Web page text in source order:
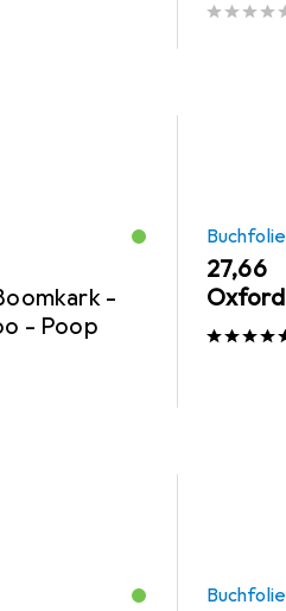
-
- Poop
Buchfolie
EUR
27,66
Oxford
Buchfolie